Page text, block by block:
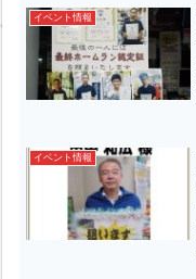
イベント情報
イベント情報